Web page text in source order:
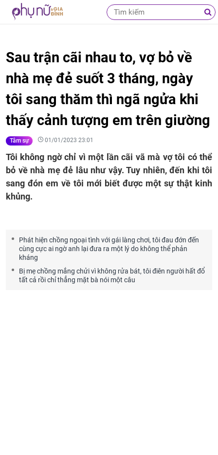
Sau trận cãi nhau to, vợ bỏ về
nhà mẹ đẻ suốt 3 tháng, ngày
tôi sang thăm thì ngã ngửa khi
thấy cảnh tượng em trên giường
Tâm sự 01/01/2023 23:01
Tôi không ngờ chỉ vì một lần cãi vã mà vợ tôi có thể
bỏ về nhà mẹ đẻ lâu như vậy. Tuy nhiên, đến khi tôi
sang đón em về tôi mới biết được một sự thật kinh
khủng.
Phát hiện chồng ngoại tình với gái làng chơi, tôi đau đớn đến
cùng cực ai ngờ anh lại đưa ra một lý do không thể phản
kháng
Bị mẹ chồng mắng chửi vì không rửa bát, tôi điên người hất đổ
tất cả rồi chỉ thẳng mặt bà nói một câu